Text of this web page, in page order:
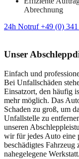
Abrechnung
24h Notruf +49 (0)
Unser
Einfach und
Bei Unfallschäden
Einsatzort, den häufig
mehr möglich. Das
Schaden zu groß, um
Unfallstelle zu
unseren
wir für jedes Auto eine
beschädigtes
nahegelegene Werkstatt.